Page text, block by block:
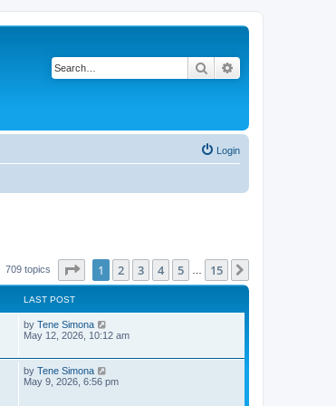
Search
Login
709 topics Page of 15
1 2 3 4 5 15
LAST POST
L
a
t
p
o
s
by Tene Simona
May 12, 2026, 10:12 am
L
a
by Tene Simona
May 9, 2026, 6:56 pm